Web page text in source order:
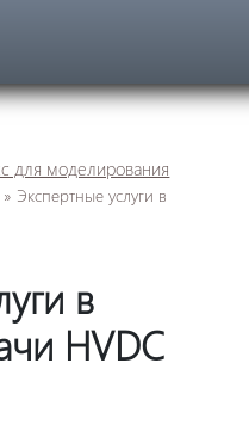
для моделирования
» Экспертные услуги в
в
HVDC